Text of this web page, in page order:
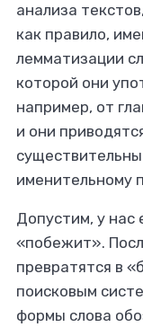
анализа
как правило,
лемматизации
которой они
например, от
и они
именительному
Допустим, у нас
«побежит».
превратятся в
поисковым
формы слова